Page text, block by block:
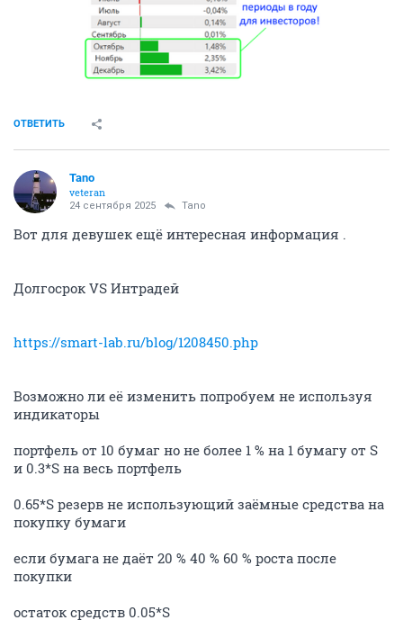
ОТВЕТИТЬ
Tano
veteran
24 сентября 2025 Tano
Вот для девушек ещё интересная информация .
Долгосрок VS Интрадей
https://smart-lab.ru/blog/1208450.php
Возможно ли её изменить попробуем не используя
индикаторы
портфель от 10 бумаг но не более 1 % на 1 бумагу от S
и 0.3*S на весь портфель
0.65*S резерв не использующий заёмные средства на
покупку бумаги
если бумага не даёт 20 % 40 % 60 % роста после
покупки
остаток средств 0.05*S